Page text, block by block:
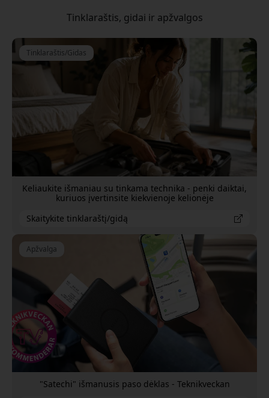
Tinklaraštis, gidai ir apžvalgos
Tinklaraštis/Gidas
Keliaukite išmaniau su tinkama technika - penki daiktai,
kuriuos įvertinsite kiekvienoje kelionėje
Skaitykite tinklaraštį/gidą
Apžvalga
"Satechi" išmanusis paso dėklas - Teknikveckan